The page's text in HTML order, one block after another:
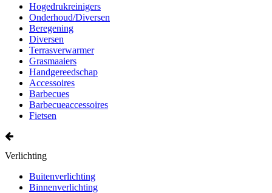
Hogedrukreinigers
Onderhoud/Diversen
Beregening
Diversen
Terrasverwarmer
Grasmaaiers
Handgereedschap
Accessoires
Barbecues
Barbecueaccessoires
Fietsen
Verlichting
Buitenverlichting
Binnenverlichting